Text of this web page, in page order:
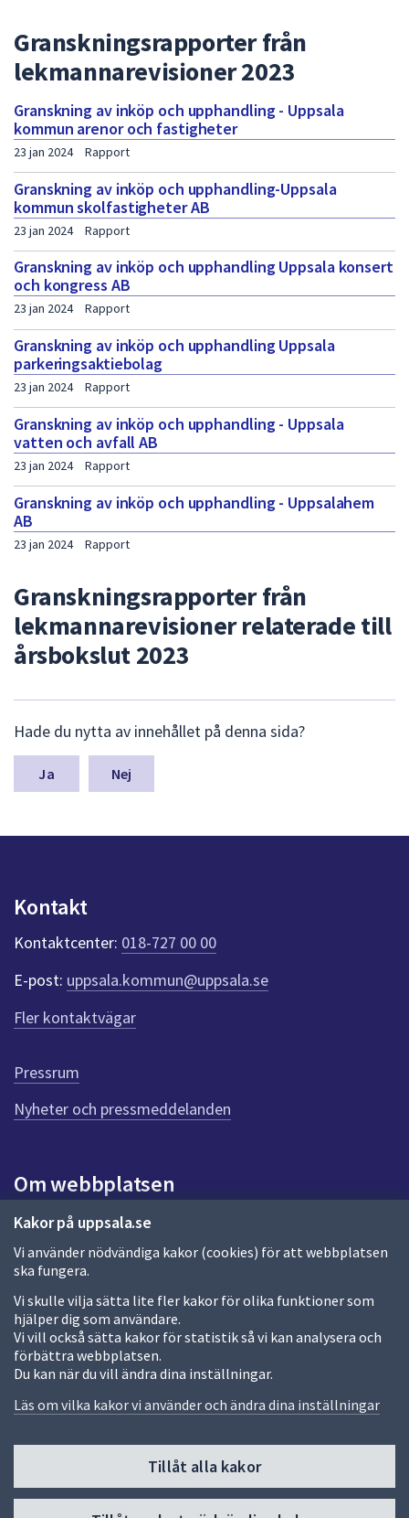
Kakor på uppsala.se
Vi använder nödvändiga kakor (cookies) för att webbplatsen
ska fungera.
Vi skulle vilja sätta lite fler kakor för olika funktioner som
hjälper dig som användare.
Vi vill också sätta kakor för statistik så vi kan analysera och
förbättra webbplatsen.
Du kan när du vill ändra dina inställningar.
Läs om vilka kakor vi använder och ändra dina inställningar
Tillåt alla kakor
Granskningsrapporter från
lekmannarevisioner 2023
Granskning av inköp och upphandling - Uppsala
kommun arenor och fastigheter
23 jan 2024 Rapport
Granskning av inköp och upphandling-Uppsala
kommun skolfastigheter AB
23 jan 2024 Rapport
Granskning av inköp och upphandling Uppsala konsert
och kongress AB
23 jan 2024 Rapport
Granskning av inköp och upphandling Uppsala
parkeringsaktiebolag
23 jan 2024 Rapport
Granskning av inköp och upphandling - Uppsala
vatten och avfall AB
23 jan 2024 Rapport
Granskning av inköp och upphandling - Uppsalahem
AB
23 jan 2024 Rapport
Granskningsrapporter från
lekmannarevisioner relaterade till
årsbokslut 2023
ä
m
a
y
n
t
r
ö
e
n
n
i
d
a
Hade du nytta av innehållet på denna sida?
Nej
Kontakt
Kontaktcenter: 018-727 00 00
E-post: uppsala.kommun@uppsala.se
Fler kontaktvägar
Pressrum
Nyheter och pressmeddelanden
Om webbplatsen
Om webbplatsen
Allmänna handlingar och diarium
Behandling av personuppgifter
Kakor
Språk (other languages)
Tillgänglighetsredogörelse
Fler sätt att följa oss